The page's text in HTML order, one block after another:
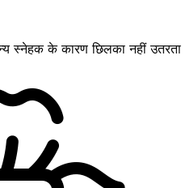
स्नेहक के कारण छिलका नहीं उतरता